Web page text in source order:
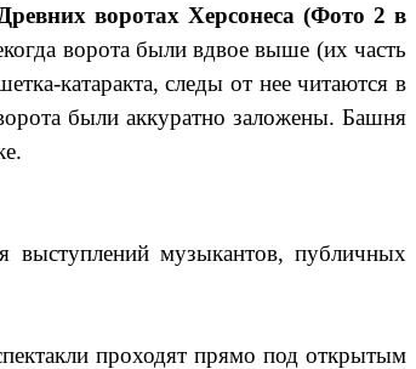
Древних воротах Херсонеса (Фото 2 в
ворота были вдвое выше (их часть
катаракта, следы от нее читаются в
были аккуратно заложены. Башня
выступлений музыкантов, публичных
проходят прямо под открытым